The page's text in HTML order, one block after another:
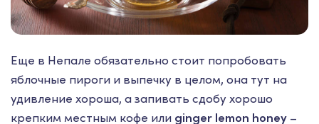
Еще в Непале обязательно стоит попробовать
яблочные пироги и выпечку в целом, она тут на
удивление хороша, а запивать сдобу хорошо
крепким местным кофе или ginger lemon honey –